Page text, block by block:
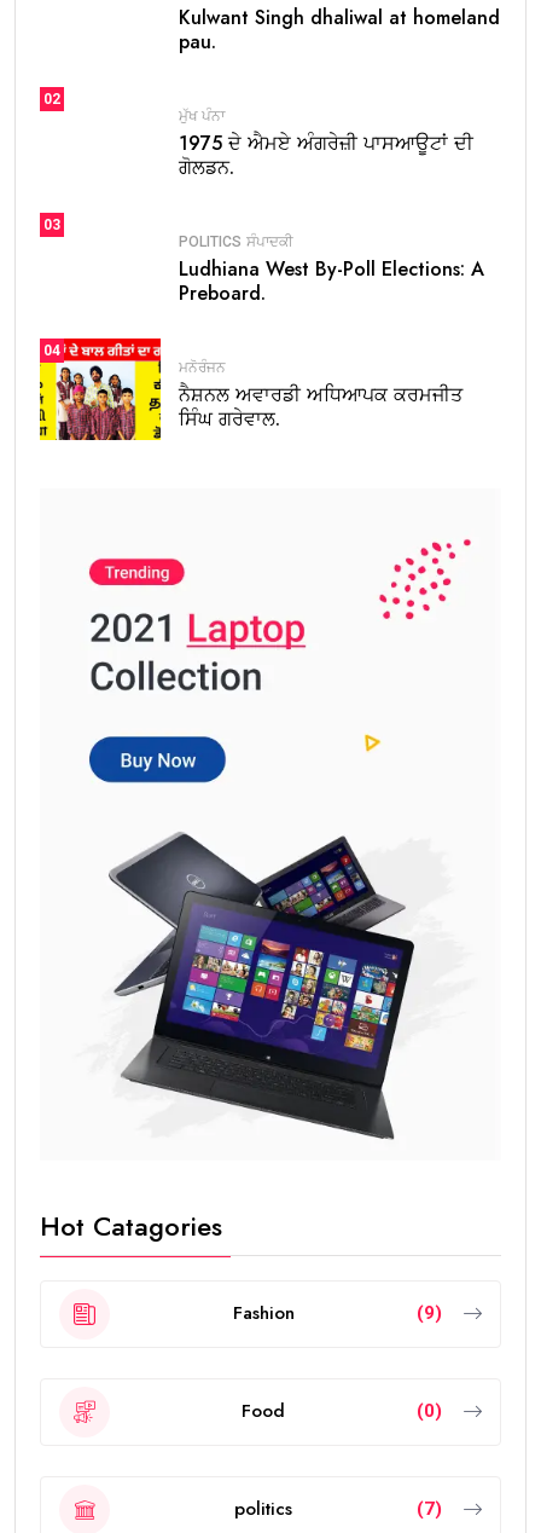
Kulwant Singh dhaliwal at homeland
pau.
02
ਮੁੱਖ ਪੰਨਾ
1975 ਦੇ ਐਮਏ ਅੰਗਰੇਜ਼ੀ ਪਾਸਆਊਟਾਂ ਦੀ
ਗੋਲਡਨ.
03
POLITICS ਸੰਪਾਦਕੀ
Ludhiana West By-Poll Elections: A
Preboard.
04
ਮਨੋਰੰਜਨ
ਨੈਸ਼ਨਲ ਅਵਾਰਡੀ ਅਧਿਆਪਕ ਕਰਮਜੀਤ
ਸਿੰਘ ਗਰੇਵਾਲ.
Hot Catagories
Fashion (9)
Food (0)
politics (7)